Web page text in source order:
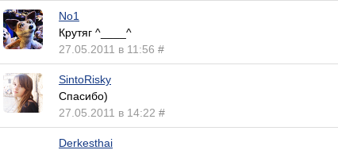
No1
Крутяг ^____^
27.05.2011 в 11:56 #
SintoRisky
Спасибо)
27.05.2011 в 14:22 #
Derkesthai